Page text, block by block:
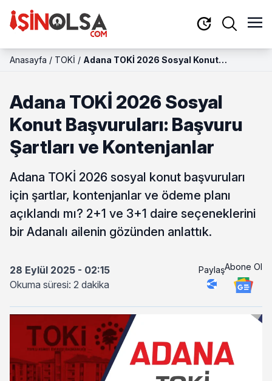
Anasayfa / TOKİ / Adana TOKİ 2026 Sosyal Konut
Adana TOKİ 2026 Sosyal
Konut Başvuruları: Başvuru
Şartları ve Kontenjanlar
Adana TOKİ 2026 sosyal konut başvuruları
için şartlar, kontenjanlar ve ödeme planı
açıklandı mı? 2+1 ve 3+1 daire seçeneklerini
bir Adanalı ailenin gözünden anlattık.
28 Eylül 2025 - 02:15
Okuma süresi: 2 dakika
PaylaşAbone Ol